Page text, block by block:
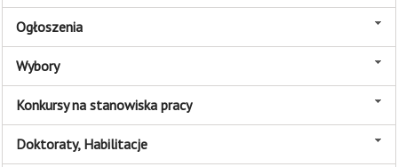
Ogłoszenia
Wybory
Konkursy na stanowiska pracy
Doktoraty, Habilitacje